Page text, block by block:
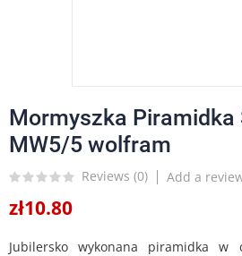
Mormyszka Piramidka
MW5/5 wolfram
Reviews (0) Add a
zł10.80
Jubilersko wykonana piramidka w